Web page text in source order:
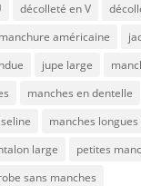
décolleté en V
américaine
jupe large
manches en dentelle
manches longues
large
petites
sans manches